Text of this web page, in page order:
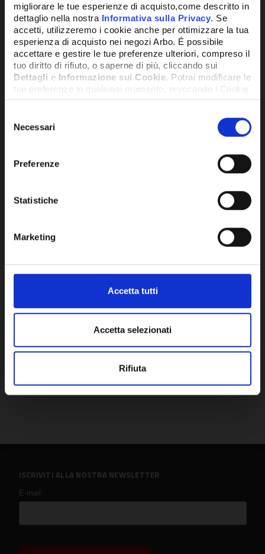
migliorare le tue esperienze di acquisto,come descritto in
dettaglio nella nostra Informativa sulla Privacy. Se
accetti, utilizzeremo i cookie anche per ottimizzare la tua
esperienza di acquisto nei negozi Arbo. É possibile
accettare e gestire le tue preferenze ulteriori, compreso il
tuo diritto di rifiuto, o saperne di più, cliccando sui
Dettagli e Informazione sui Cookie. Potrai modificare le
tue preferenze in qualsiasi momento, revocando i Cookie
precedentemente autorizzati, direttamente dalle
delNecessari
Preferenze
Statistiche
Marketing
Accetta tutti
Accetta selezionati
Rifiuta
ELETTRODO DI ACCENSIONE E
SIME6221641
ISCRIVITI ALLA NOSTRA NEWSLETTER